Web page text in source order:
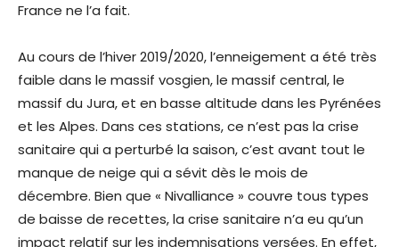
France ne l’a fait.
Au cours de l’hiver 2019/2020, l’enneigement a été très
faible dans le massif vosgien, le massif central, le
massif du Jura, et en basse altitude dans les Pyrénées
et les Alpes. Dans ces stations, ce n’est pas la crise
sanitaire qui a perturbé la saison, c’est avant tout le
manque de neige qui a sévit dès le mois de
décembre. Bien que « Nivalliance » couvre tous types
de baisse de recettes, la crise sanitaire n’a eu qu’un
impact relatif sur les indemnisations versées. En effet,